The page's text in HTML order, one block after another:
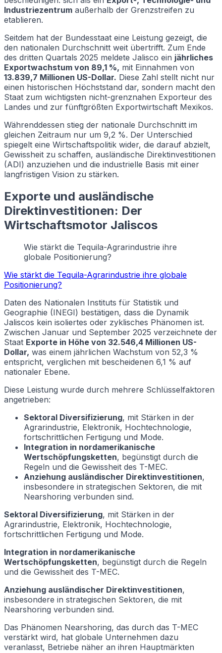
Industriezentrum außerhalb der Grenzstreifen zu
etablieren.
Seitdem hat der Bundesstaat eine Leistung gezeigt, die
den nationalen Durchschnitt weit übertrifft. Zum Ende
des dritten Quartals 2025 meldete Jalisco ein jährliches
Exportwachstum von 89,1 %, mit Einnahmen von
13.839,7 Millionen US-Dollar. Diese Zahl stellt nicht nur
einen historischen Höchststand dar, sondern macht den
Staat zum wichtigsten nicht-grenznahen Exporteur des
Landes und zur fünftgrößten Exportwirtschaft Mexikos.
Währenddessen stieg der nationale Durchschnitt im
gleichen Zeitraum nur um 9,2 %. Der Unterschied
spiegelt eine Wirtschaftspolitik wider, die darauf abzielt,
Gewissheit zu schaffen, ausländische Direktinvestitionen
(ADI) anzuziehen und die industrielle Basis mit einer
langfristigen Vision zu stärken.
Exporte und ausländische
Direktinvestitionen: Der
Wirtschaftsmotor Jaliscos
Wie stärkt die Tequila-Agrarindustrie ihre
globale Positionierung?
Wie stärkt die Tequila-Agrarindustrie ihre globale
Positionierung?
Daten des Nationalen Instituts für Statistik und
Geographie (INEGI) bestätigen, dass die Dynamik
Jaliscos kein isoliertes oder zyklisches Phänomen ist.
Zwischen Januar und September 2025 verzeichnete der
Staat Exporte in Höhe von 32.546,4 Millionen US-
Dollar, was einem jährlichen Wachstum von 52,3 %
entspricht, verglichen mit bescheidenen 6,1 % auf
nationaler Ebene.
Diese Leistung wurde durch mehrere Schlüsselfaktoren
angetrieben:
Sektoral Diversifizierung, mit Stärken in der
Agrarindustrie, Elektronik, Hochtechnologie,
fortschrittlichen Fertigung und Mode.
Integration in nordamerikanische
Wertschöpfungsketten, begünstigt durch die
Regeln und die Gewissheit des T-MEC.
Anziehung ausländischer Direktinvestitionen,
insbesondere in strategischen Sektoren, die mit
Nearshoring verbunden sind.
Sektoral Diversifizierung, mit Stärken in der
Agrarindustrie, Elektronik, Hochtechnologie,
fortschrittlichen Fertigung und Mode.
Integration in nordamerikanische
Wertschöpfungsketten, begünstigt durch die Regeln
und die Gewissheit des T-MEC.
Anziehung ausländischer Direktinvestitionen,
insbesondere in strategischen Sektoren, die mit
Nearshoring verbunden sind.
Das Phänomen Nearshoring, das durch das T-MEC
verstärkt wird, hat globale Unternehmen dazu
veranlasst, Betriebe näher an ihren Hauptmärkten